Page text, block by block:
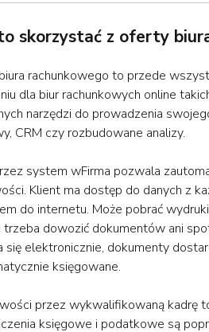
skorzystać z oferty
rachunkowego to przede
dla biur rachunkowych online
narzędzi do prowadzenia
CRM czy rozbudowane analizy.
system wFirma pozwala
Klient ma dostęp do danych z
do internetu. Może pobrać
trzeba dowozić dokumentów ani
się elektronicznie, dokumenty
księgowane.
przez wykwalifikowaną kadrę
księgowe i podatkowe są